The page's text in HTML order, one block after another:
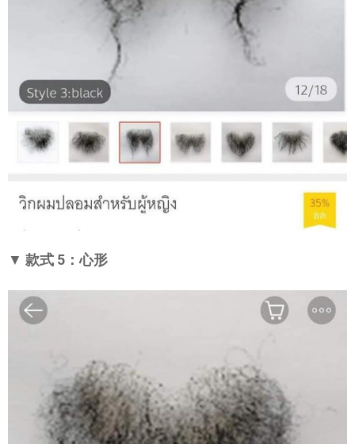
▼ 款式 5：心形